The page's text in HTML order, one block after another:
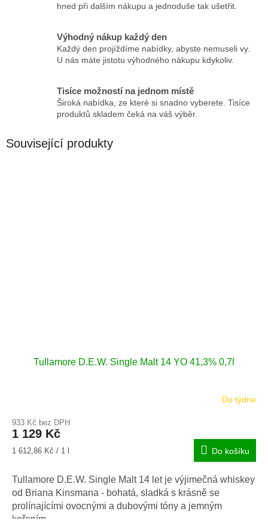
hned při dalším nákupu a jednoduše tak ušetřit.
Výhodný nákup každý den
Každý den projíždíme nabídky, abyste nemuseli vy.
U nás máte jistotu výhodného nákupu kdykoliv.
Tisíce možností na jednom místě
Široká nabídka, ze které si snadno vyberete. Tisíce
produktů skladem čeká na váš výběr.
Související produkty
Tullamore D.E.W. Single Malt 14 YO 41,3% 0,7l
produktu
je
5,0
hvězdiček.
Do týdne
933 Kč bez DPH
1 129 Kč
Měrná
1 612,86 Kč / 1 l Do košíku
Tullamore D.E.W. Single Malt 14 let je výjimečná whiskey
od Briana Kinsmana - bohatá, sladká s krásně se
prolínajícími ovocnými a dubovými tóny a jemným